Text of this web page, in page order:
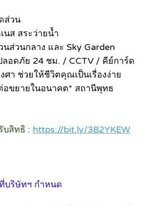
ส่วน
นส สระว่ายน้ำ
ส่วนกลาง และ Sky Garden
ลอดภัย 24 ชม. / CCTV / คีย์การ์ด
ศา ช่วยให้ชีวิตคุณเป็นเรื่องง่าย
อขยายในอนาคต* สถานีพุทธ
บสิทธิ : https://bit.ly/3B2YKEW
บริษัทฯ กำหนด